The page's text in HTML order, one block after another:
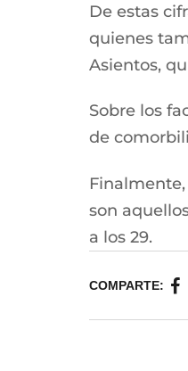
De estas
quienes
Asientos,
Sobre los
de
son
a los 29.
COMPARTE: